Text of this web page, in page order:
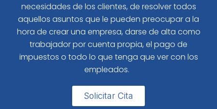
necesidades de los clientes, de resolver todos
aquellos asuntos que le pueden preocupar a la
hora de crear una empresa, darse de alta como
trabajador por cuenta propia, el pago de
impuestos o todo lo que tenga que ver con los
empleados.
Solicitar Cita